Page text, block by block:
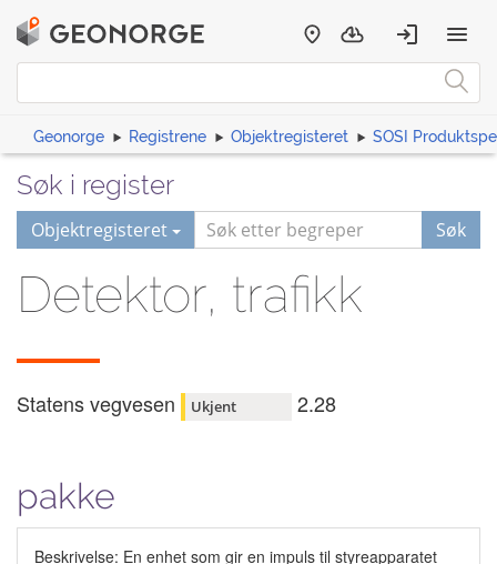
Geonorge Registrene Objektregisteret SOSI
Søk i register
Objektregisteret Søk
Detektor, trafikk
Statens vegvesen Ukjent 2.28
pakke
Beskrivelse: En enhet som gir en impuls til styreapparatet